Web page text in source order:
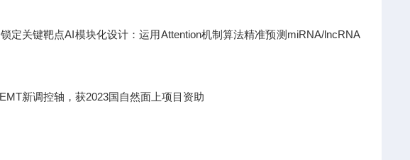
定关键靶点AI模块化设计：运用Attention机制算法精准预测miRNA/lncRNA
新调控轴，获2023国自然面上项目资助